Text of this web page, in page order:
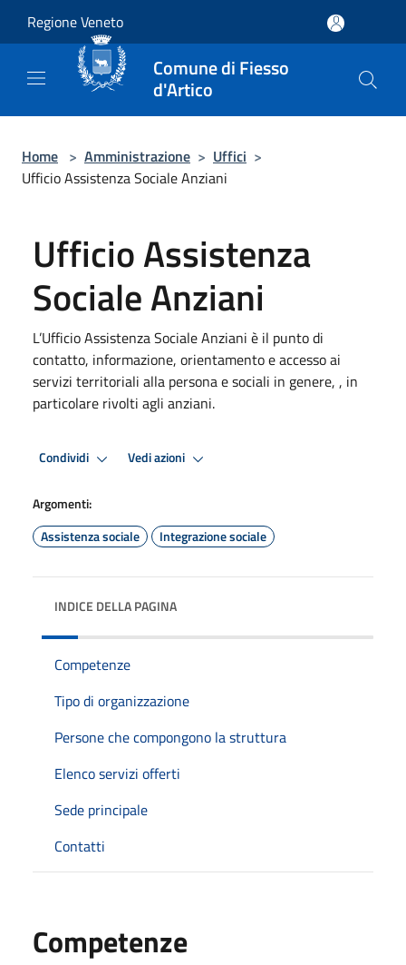
Regione Veneto
Comune di Fiesso
d'Artico
Home > Amministrazione > Uffici >
Ufficio Assistenza Sociale Anziani
Ufficio Assistenza
Sociale Anziani
L’Ufficio Assistenza Sociale Anziani è il punto di
contatto, informazione, orientamento e accesso ai
servizi territoriali alla persona e sociali in genere, , in
particolare rivolti agli anziani.
Condividi Vedi azioni
Argomenti:
Assistenza sociale
Integrazione sociale
INDICE DELLA PAGINA
Competenze
Tipo di organizzazione
Persone che compongono la struttura
Elenco servizi offerti
Sede principale
Contatti
Competenze